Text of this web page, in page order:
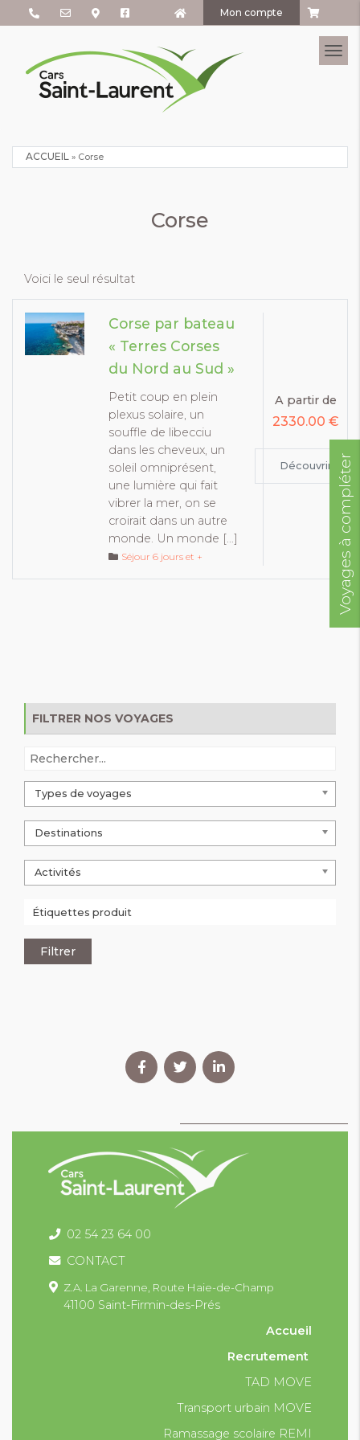
Mon compte
ACCUEIL » Corse
Corse
Voici le seul résultat
Corse par bateau
« Terres Corses
du Nord au Sud »
Petit coup en plein
plexus solaire, un
souffle de libecciu
dans les cheveux, un
soleil omniprésent,
une lumière qui fait
vibrer la mer, on se
croirait dans un autre
monde. Un monde […]
Séjour 6 jours et +
A partir de
2330.00 €
Découvrir
FILTRER NOS VOYAGES
Types de voyages
Destinations
Activités
Voyages à compléter
02 54 23 64 00
CONTACT
Z.A. La Garenne, Route Haie-de-Champ
41100 Saint-Firmin-des-Prés
Accueil
Recrutement
TAD MOVE
Transport urbain MOVE
Ramassage scolaire REMI